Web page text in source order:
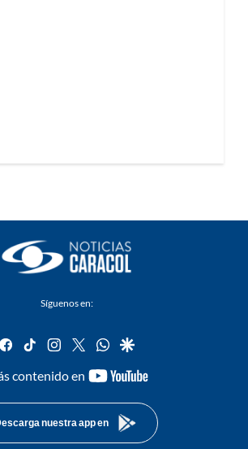
Síguenos en:
facebook
tiktok instagram
twitterwhatsapp
google
contenido en
youtube-
nuestra app en